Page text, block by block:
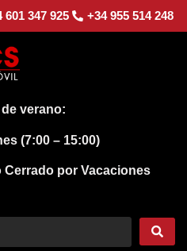
601 347 925 +34 955 514 248
verano:
(7:00 – 15:00)
Cerrado por Vacaciones